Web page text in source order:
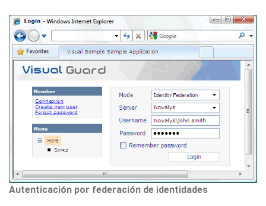
Autenticación por federación de identidades